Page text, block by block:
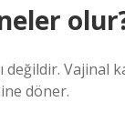
değildir. Vajinal
döner.